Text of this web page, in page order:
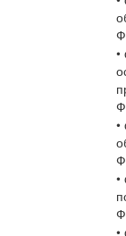
•
•